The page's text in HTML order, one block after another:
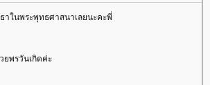
ในพระพุทธศาสนาเลยนะคะพี่
พรวันเกิดค่ะ